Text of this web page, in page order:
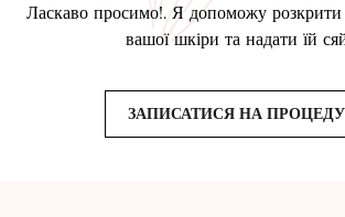
Ласкаво просимо!. Я допоможу
вашої шкіри та надати їй
ЗАПИСАТИСЯ НА